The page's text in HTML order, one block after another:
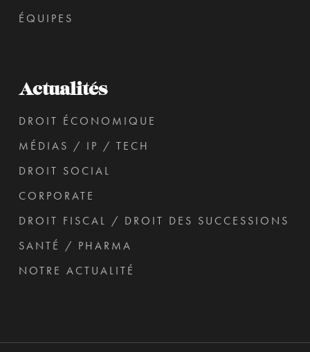
ÉQUIPES
Actualités
DROIT ÉCONOMIQUE
MÉDIAS / IP / TECH
DROIT SOCIAL
CORPORATE
DROIT FISCAL / DROIT DES SUCCESSIONS
SANTÉ / PHARMA
NOTRE ACTUALITÉ